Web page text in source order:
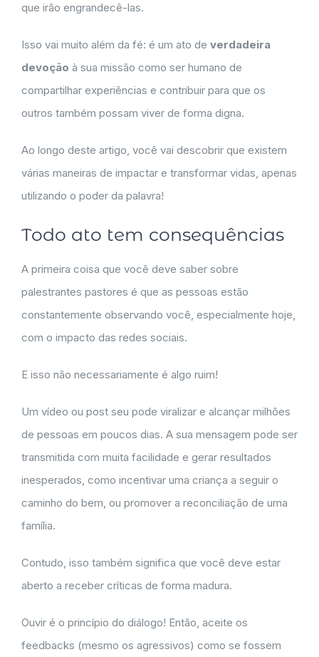
que irão engrandecê-las.
Isso vai muito além da fé: é um ato de verdadeira
devoção à sua missão como ser humano de
compartilhar experiências e contribuir para que os
outros também possam viver de forma digna.
Ao longo deste artigo, você vai descobrir que existem
várias maneiras de impactar e transformar vidas, apenas
utilizando o poder da palavra!
Todo ato tem consequências
A primeira coisa que você deve saber sobre
palestrantes pastores é que as pessoas estão
constantemente observando você, especialmente hoje,
com o impacto das redes sociais.
E isso não necessariamente é algo ruim!
Um vídeo ou post seu pode viralizar e alcançar milhões
de pessoas em poucos dias. A sua mensagem pode ser
transmitida com muita facilidade e gerar resultados
inesperados, como incentivar uma criança a seguir o
caminho do bem, ou promover a reconciliação de uma
família.
Contudo, isso também significa que você deve estar
aberto a receber críticas de forma madura.
Ouvir é o princípio do diálogo! Então, aceite os
feedbacks (mesmo os agressivos) como se fossem